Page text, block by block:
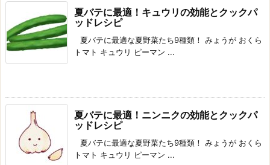
夏バテに最適！キュウリの効能とクックパ
ッドレシピ
夏バテに最適な夏野菜たち9種類！ みょうが おくら
トマト キュウリ ピーマン ...
夏バテに最適！ニンニクの効能とクックパ
ッドレシピ
夏バテに最適な夏野菜たち9種類！ みょうが おくら
トマト キュウリ ピーマン ...